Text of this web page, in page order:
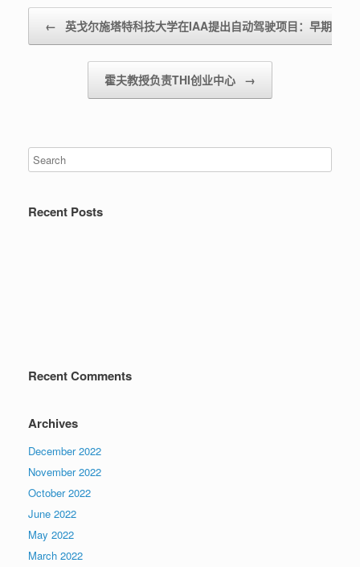
← 英戈尔施塔特科技大学在IAA提出自动驾驶项目：早期危险
霍夫教授负责THI创业中心 →
Recent Posts
Recent Comments
Archives
December 2022
November 2022
October 2022
June 2022
May 2022
March 2022